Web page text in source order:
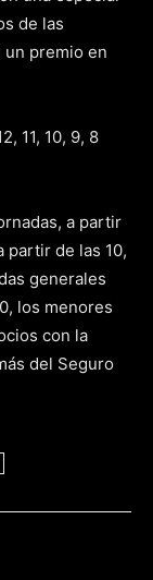
de las
un premio en
11, 10, 9, 8
a partir
partir de las 10,
generales
los menores
con la
del Seguro